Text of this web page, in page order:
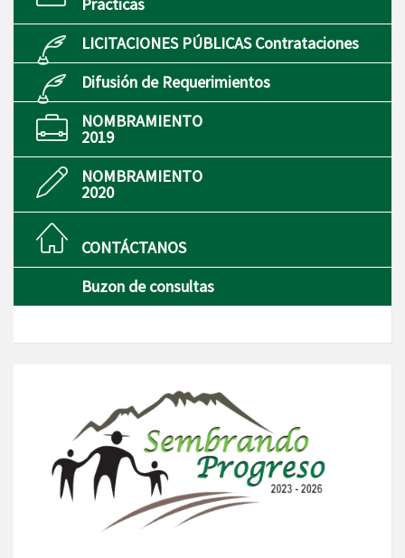
LICITACIONES PÚBLICAS Contrataciones
Difusión de Requerimientos
NOMBRAMIENTO
2019
NOMBRAMIENTO
2020
CONTÁCTANOS
Buzon de consultas